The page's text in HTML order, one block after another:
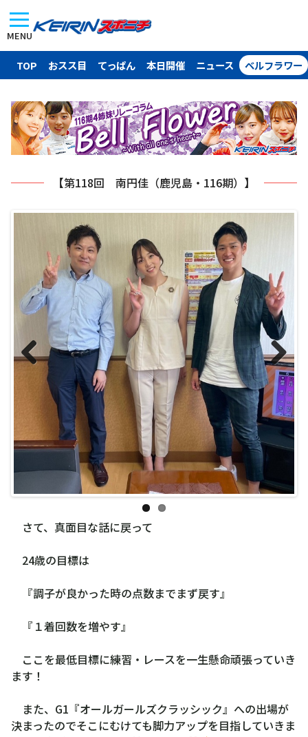
MENU
TOP おスス目 てっぱん 本日開催 ニュース ベルフラワー
【第118回 南円佳（鹿児島・116期）】
Previous Next
さて、真面目な話に戻って
24歳の目標は
『調子が良かった時の点数までまず戻す』
『１着回数を増やす』
ここを最低目標に練習・レースを一生懸命頑張っていき
ます！
また、G1『オールガールズクラッシック』への出場が
決まったのでそこにむけても脚力アップを目指していきま